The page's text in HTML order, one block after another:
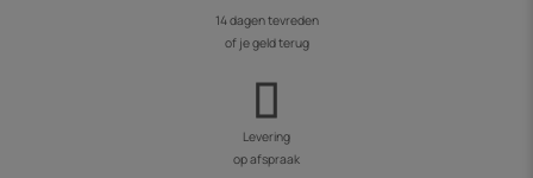
14 dagen tevreden
of je geld terug
Levering
op afspraak